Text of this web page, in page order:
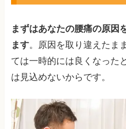
まずはあなたの腰痛の原因
ます。原因を取り違えたま
ては一時的には良くなった
は見込めないからです。